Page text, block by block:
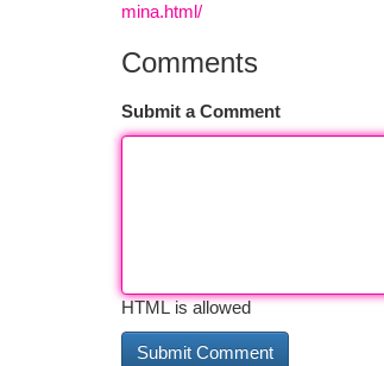
mina.html/
Comments
Submit a Comment
HTML is allowed